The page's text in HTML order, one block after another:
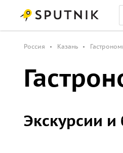
Россия Казань
Экскурсии